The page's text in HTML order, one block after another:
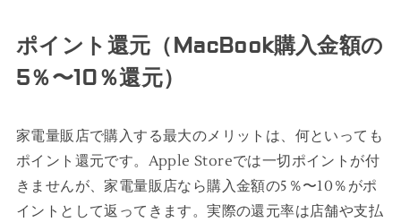
ポイント還元（MacBook購入金額の
5％〜10％還元）
家電量販店で購入する最大のメリットは、何といっても
ポイント還元です。Apple Storeでは一切ポイントが付
きませんが、家電量販店なら購入金額の5％〜10％がポ
イントとして返ってきます。実際の還元率は店舗や支払